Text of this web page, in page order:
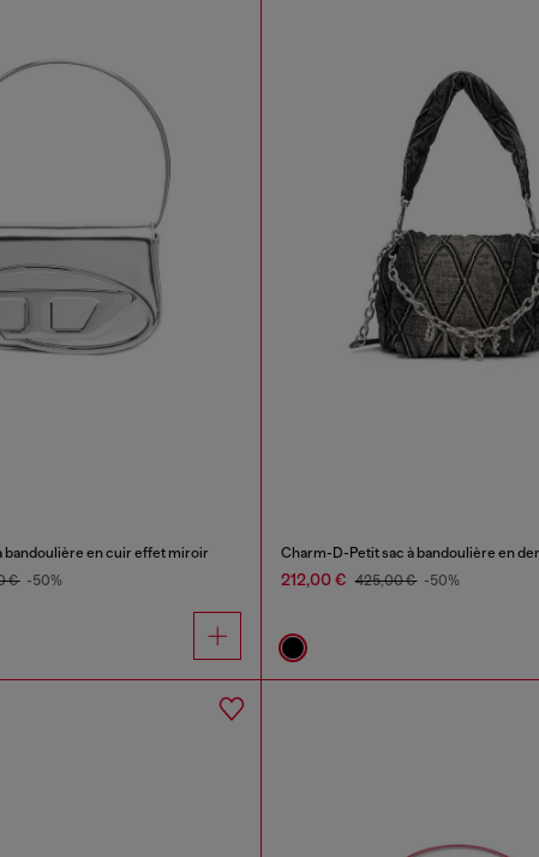
bandoulière en cuir effet miroir
€ -50%
Charm-D-Petit sac à bandoulière en
212,00 € 425,00 € -50%